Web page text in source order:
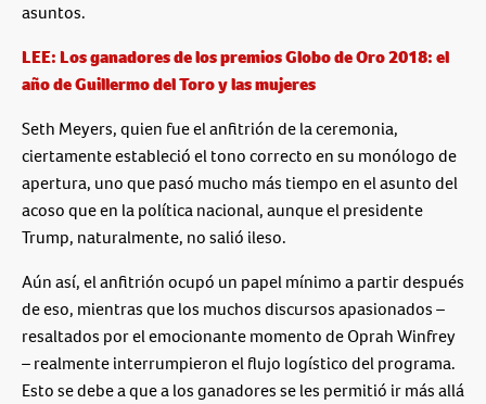
asuntos.
LEE: Los ganadores de los premios Globo de Oro 2018: el
año de Guillermo del Toro y las mujeres
Seth Meyers, quien fue el anfitrión de la ceremonia,
ciertamente estableció el tono correcto en su monólogo de
apertura, uno que pasó mucho más tiempo en el asunto del
acoso que en la política nacional, aunque el presidente
Trump, naturalmente, no salió ileso.
Aún así, el anfitrión ocupó un papel mínimo a partir después
de eso, mientras que los muchos discursos apasionados –
resaltados por el emocionante momento de Oprah Winfrey
– realmente interrumpieron el flujo logístico del programa.
Esto se debe a que a los ganadores se les permitió ir más allá